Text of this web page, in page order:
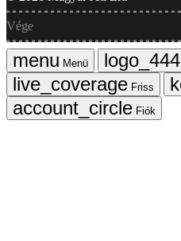
Vége
Menü
Friss
Fiók